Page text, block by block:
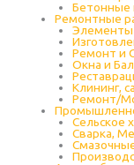
Бетонные
Ремонтные
Элементы
Ремонт и
Окна и
Клининг,
Ремонт/
Cельское
Сварка,